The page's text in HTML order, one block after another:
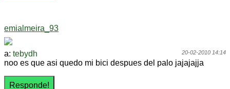
emialmeira_93
20-02-2010 14:14
a: tebydh
noo es que asi quedo mi bici despues del palo jajajajja